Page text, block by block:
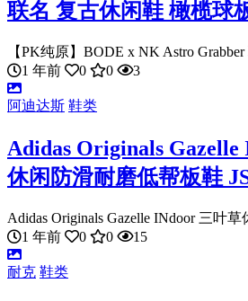
联名 复古休闲鞋 橄榄球
【PK纯原】BODE x NK Astro
1 年前
0 0 3
阿迪达斯 鞋类
Adidas Originals
休闲防滑耐磨低帮板鞋
Adidas Originals Gazelle INdoor 三叶
1 年前
0 0 15
耐克 鞋类